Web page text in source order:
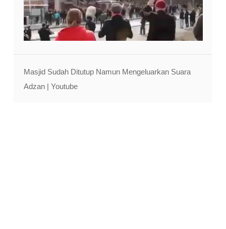
Masjid Sudah Ditutup Namun Mengeluarkan Suara
Adzan | Youtube